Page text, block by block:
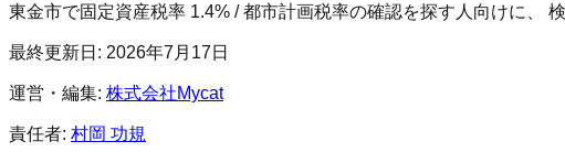
東金市で固定資産税率 1.4% / 都市計画税率の確認を探す人向けに、
最終更新日: 2026年7月17日
運営・編集: 株式会社Mycat
責任者: 村岡 功規